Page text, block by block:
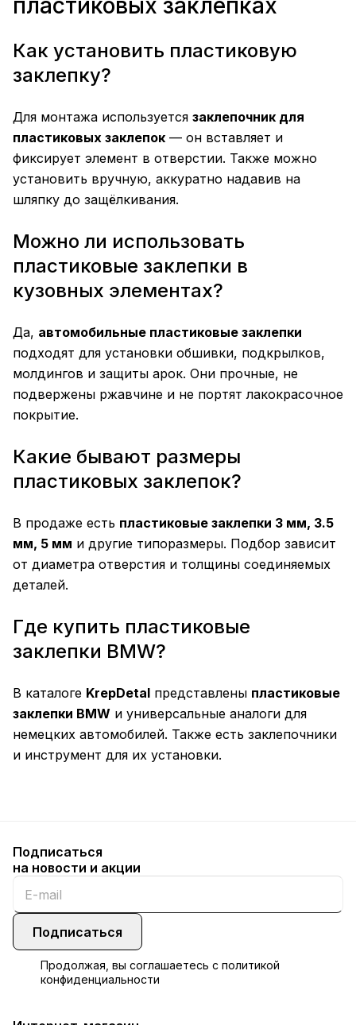
пластиковых заклепках
Как установить пластиковую
заклепку?
Для монтажа используется заклепочник для
пластиковых заклепок — он вставляет и
фиксирует элемент в отверстии. Также можно
установить вручную, аккуратно надавив на
шляпку до защёлкивания.
Можно ли использовать
пластиковые заклепки в
кузовных элементах?
Да, автомобильные пластиковые заклепки
подходят для установки обшивки, подкрылков,
молдингов и защиты арок. Они прочные, не
подвержены ржавчине и не портят лакокрасочное
покрытие.
Какие бывают размеры
пластиковых заклепок?
В продаже есть пластиковые заклепки 3 мм, 3.5
мм, 5 мм и другие типоразмеры. Подбор зависит
от диаметра отверстия и толщины соединяемых
деталей.
Где купить пластиковые
заклепки BMW?
В каталоге KrepDetal представлены пластиковые
заклепки BMW и универсальные аналоги для
немецких автомобилей. Также есть заклепочники
и инструмент для их установки.
Подписаться
на новости и акции
Подписаться
Продолжая, вы соглашаетесь с политикой
конфиденциальности